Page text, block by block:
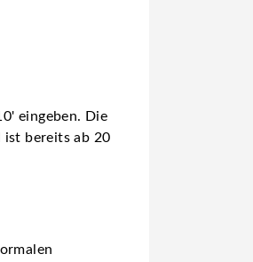
eingeben. Die
bereits ab 20